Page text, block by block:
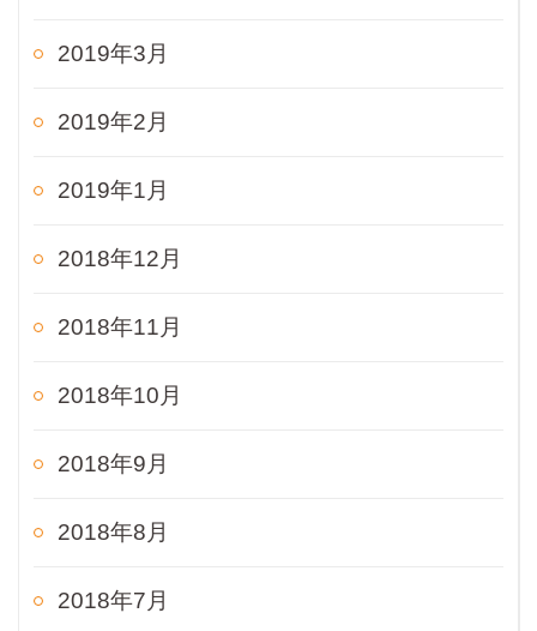
2019年3月
2019年2月
2019年1月
2018年12月
2018年11月
2018年10月
2018年9月
2018年8月
2018年7月